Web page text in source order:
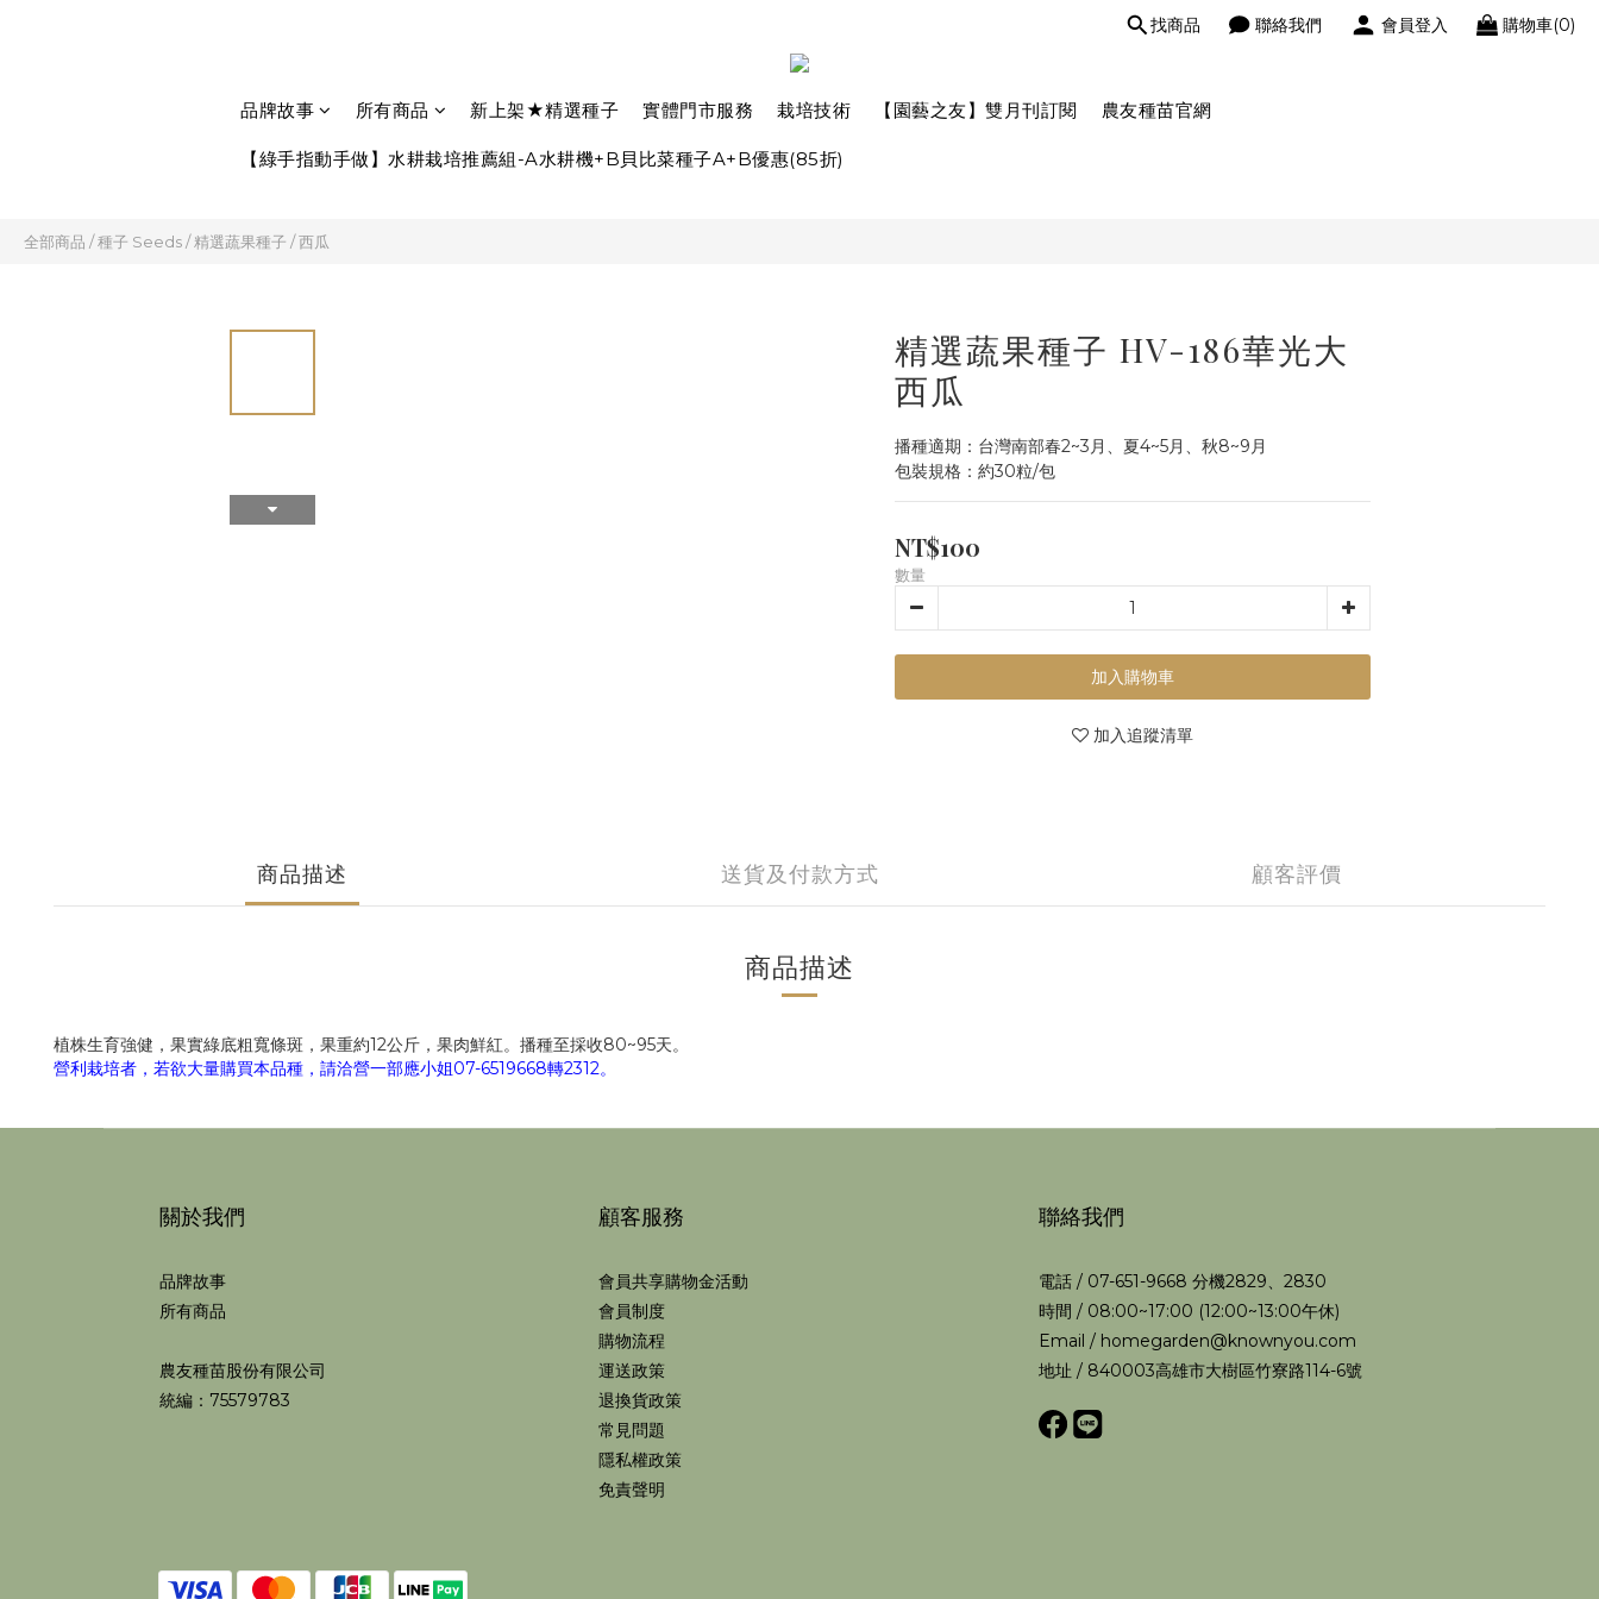
找商品 聯絡我們 會員登入 購物車(0)
品牌故事 所有商品 新上架★精選種子 實體門市服務 栽培技術 【園藝之友】雙月刊訂閱 農友種苗官網
【綠手指動手做】水耕栽培推薦組-A水耕機+B貝比菜種子A+B優惠(85折)
全部商品 /種子 Seeds/精選蔬果種子 /西瓜
精選蔬果種子 HV-186華光大
西瓜
播種適期：台灣南部春2~3月、夏4~5月、秋8~9月
包裝規格：約30粒/包
NT$100
數量
加入購物車
加入追蹤清單
商品描述 送貨及付款方式 顧客評價
商品描述
植株生育強健，果實綠底粗寬條斑，果重約12公斤，果肉鮮紅。播種至採收80~95天。
營利栽培者，若欲大量購買本品種，請洽營一部應小姐07-6519668轉2312。
關於我們
品牌故事
所有商品
農友種苗股份有限公司
統編：75579783
顧客服務
會員共享購物金活動
會員制度
購物流程
運送政策
退換貨政策
常見問題
隱私權政策
免責聲明
聯絡我們
電話 / 07-651-9668 分機2829、2830
時間 / 08:00~17:00 (12:00~13:00午休)
Email / homegarden@knownyou.com
地址 / 840003高雄市大樹區竹寮路114-6號